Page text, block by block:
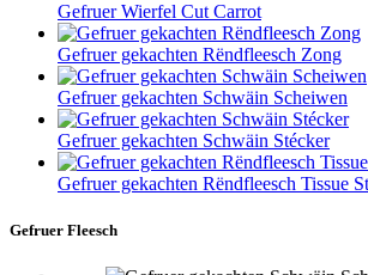
Gefruer Wierfel Cut Carrot
Gefruer gekachten Rëndfleesch Zong
Gefruer gekachten Schwäin Scheiwen
Gefruer gekachten Schwäin Stécker
Gefruer gekachten Rëndfleesch Tissue
Gefruer Fleesch